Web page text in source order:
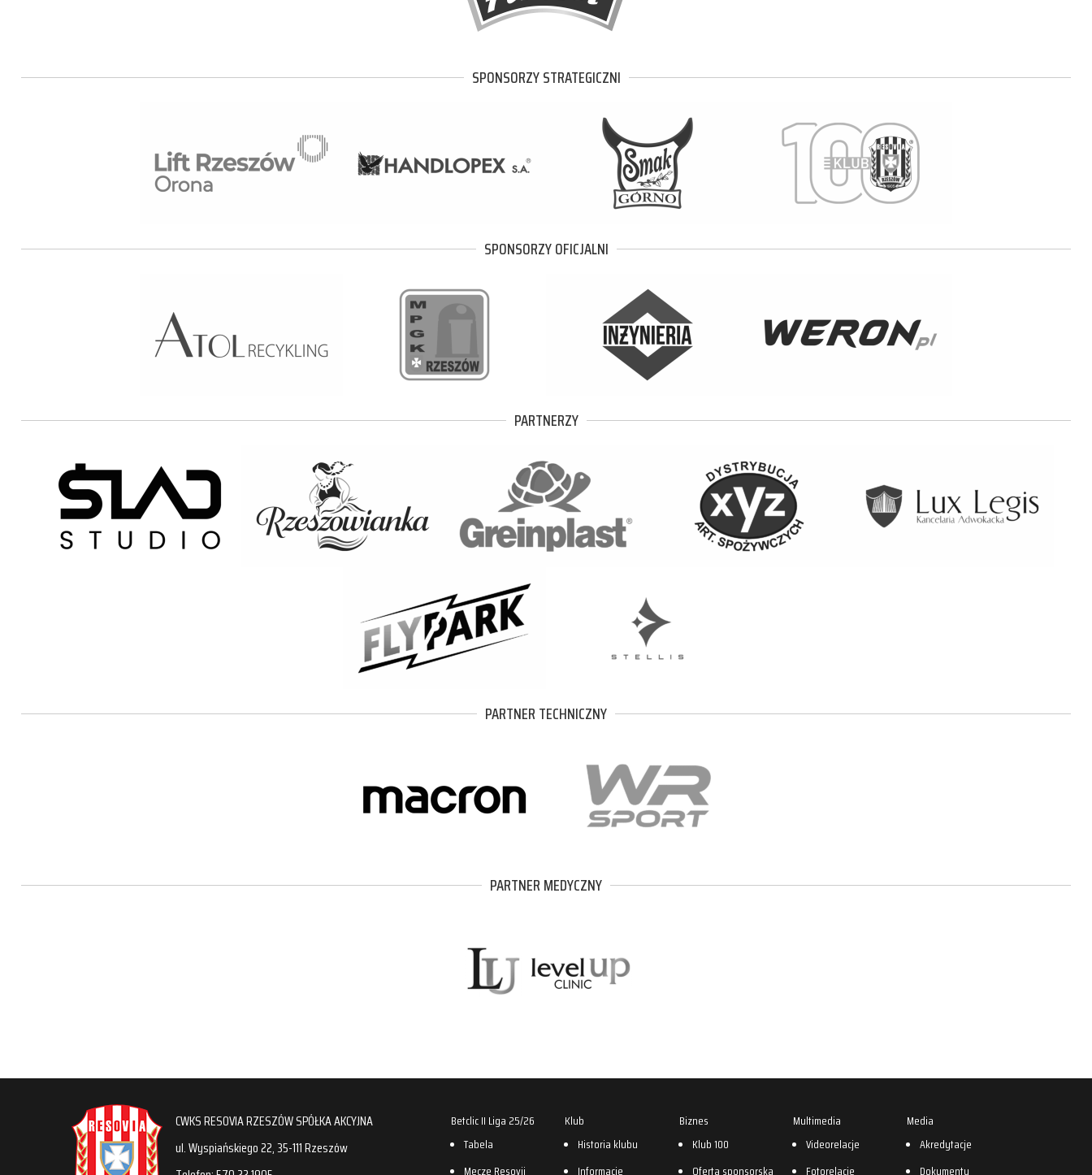
SPONSORZY STRATEGICZNI
SPONSORZY OFICJALNI
PARTNERZY
PARTNER TECHNICZNY
PARTNER MEDYCZNY
CWKS RESOVIA RZESZÓW SPÓŁKA AKCYJNA
ul. Wyspiańskiego 22, 35-111 Rzeszów
Betclic II Liga 25/26
Tabela
Mecze Resovii
Klub
Historia klubu
Informacje
Biznes
Klub 100
Oferta sponsorska
Multimedia
Videorelacje
Fotorelacje
Media
Akredytacje
Dokumenty